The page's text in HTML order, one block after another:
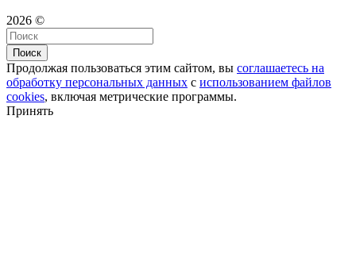
2026 ©
Поиск
Продолжая пользоваться этим сайтом, вы соглашаетесь на
обработку персональных данных с использованием файлов
cookies, включая метрические программы.
Принять